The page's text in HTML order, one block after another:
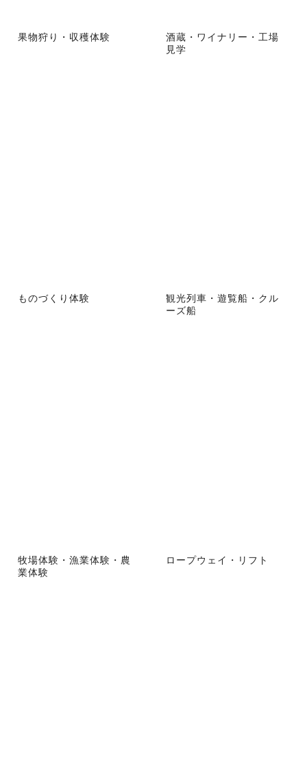
果物狩り・収穫体験
酒蔵・ワイナリー・工場
見学
ものづくり体験
観光列車・遊覧船・クル
ーズ船
牧場体験・漁業体験・農
業体験
ロープウェイ・リフト